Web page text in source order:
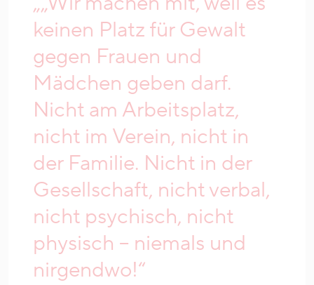
keinen Platz für Gewalt
gegen Frauen und
Mädchen geben darf.
Nicht am Arbeitsplatz,
nicht im Verein, nicht in
der Familie. Nicht in der
Gesellschaft, nicht verbal,
nicht psychisch, nicht
physisch – niemals und
nirgendwo!“